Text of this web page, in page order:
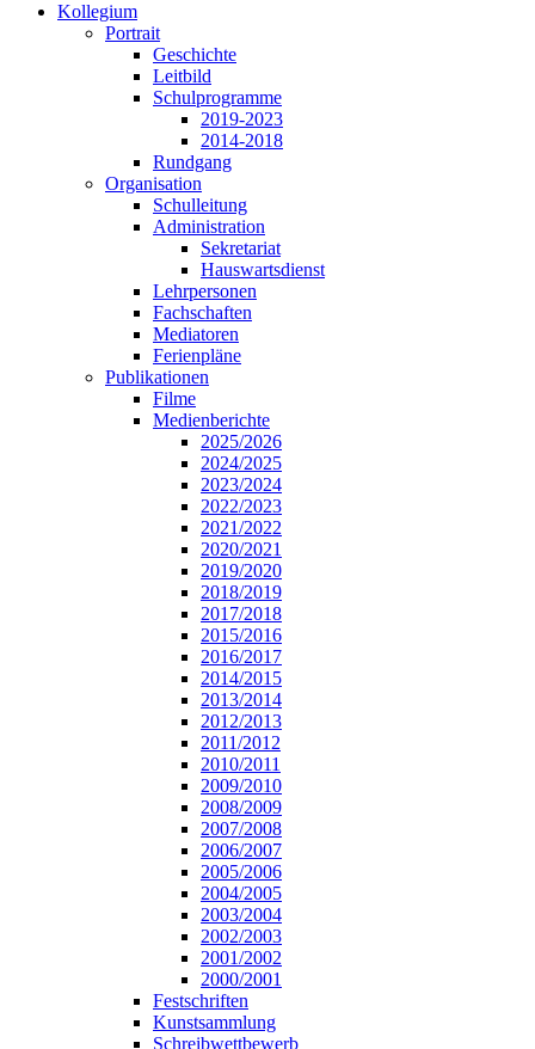
Kollegium
Portrait
Geschichte
Leitbild
Schulprogramme
2019-2023
2014-2018
Rundgang
Organisation
Schulleitung
Administration
Sekretariat
Hauswartsdienst
Lehrpersonen
Fachschaften
Mediatoren
Ferienpläne
Publikationen
Filme
Medienberichte
2025/2026
2024/2025
2023/2024
2022/2023
2021/2022
2020/2021
2019/2020
2018/2019
2017/2018
2015/2016
2016/2017
2014/2015
2013/2014
2012/2013
2011/2012
2010/2011
2009/2010
2008/2009
2007/2008
2006/2007
2005/2006
2004/2005
2003/2004
2002/2003
2001/2002
2000/2001
Festschriften
Kunstsammlung
Schreibwettbewerb